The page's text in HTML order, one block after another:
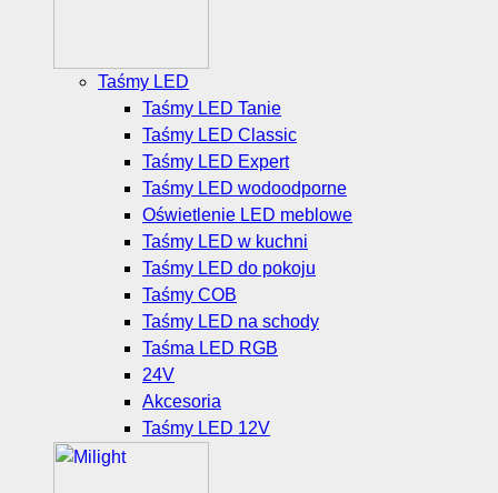
Taśmy LED
Taśmy LED Tanie
Taśmy LED Classic
Taśmy LED Expert
Taśmy LED wodoodporne
Oświetlenie LED meblowe
Taśmy LED w kuchni
Taśmy LED do pokoju
Taśmy COB
Taśmy LED na schody
Taśma LED RGB
24V
Akcesoria
Taśmy LED 12V